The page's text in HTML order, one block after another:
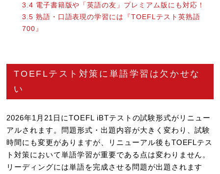
3.4 電子書籍版や「英語の友」プレミアム版にも対応！
3.5 熟語・口語表現の学習には『TOEFLテスト英熟語
700』
TOEFLテスト対策に単語学習は欠かせな
い
2026年1月21日にTOEFL iBTテストの試験形式がリニュー
アルされます。問題形式・出題内容が大きく変わり、試験
時間にも変更がありますが、リニューアル後もTOEFLテス
ト対策において単語学習が重要である点は変わりません。
リーディングには単語を完成させる問題が出題されます